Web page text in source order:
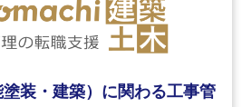
装・建築）に関わる工事管